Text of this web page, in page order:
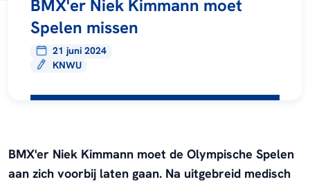
BMX'er Niek Kimmann moet
Spelen missen
21 juni 2024
KNWU
BMX'er Niek Kimmann moet de Olympische Spelen
aan zich voorbij laten gaan. Na uitgebreid medisch